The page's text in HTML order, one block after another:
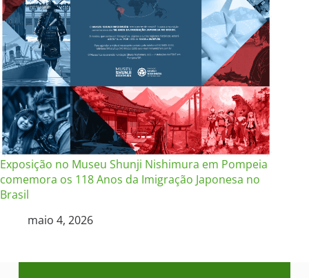
Exposição no Museu Shunji Nishimura em Pompeia
comemora os 118 Anos da Imigração Japonesa no
Brasil
maio 4, 2026